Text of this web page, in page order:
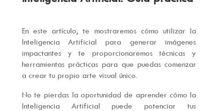
En este artículo, te mostraremos cómo utilizar la
Inteligencia Artificial para generar imágenes
impactantes y te proporcionaremos técnicas y
herramientas prácticas para que puedas comenzar
a crear tu propio arte visual único.
No te pierdas la oportunidad de aprender cómo la
Inteligencia Artificial puede potenciar tus